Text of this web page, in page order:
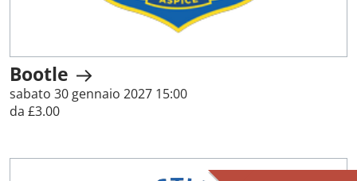
Bootle
sabato 30 gennaio 2027 15:00
da £3.00